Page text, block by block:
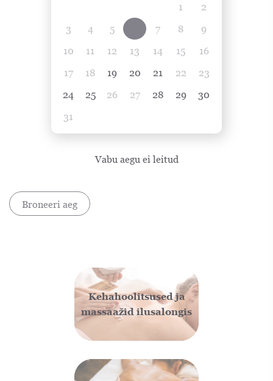
1
2
3
4 5 7 8
9
10
11 12 13 14 15
16
17
18 19 20 21 22
23
24
25 26 27 28 29
30
31
Vabu aegu ei leitud
Broneeri aeg
Kehahoolitsused ja
massaažid ilusalongis